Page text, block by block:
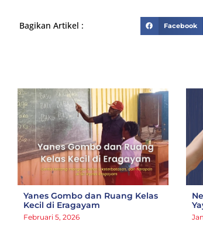
Bagikan Artikel : Facebook
Yanes Gombo dan Ruang Kelas
Kecil di Eragayam
Februari 5, 2026